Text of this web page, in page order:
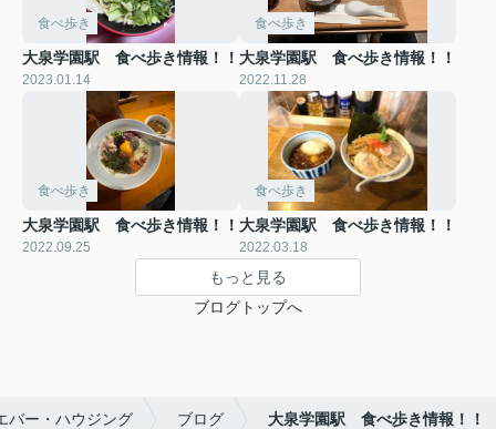
食べ歩き
大泉学園駅 食べ歩き情報！！
2023.01.14
食べ歩き
大泉学園駅 食べ歩き情報！！
2022.11.28
食べ歩き
大泉学園駅 食べ歩き情報！！
2022.09.25
食べ歩き
大泉学園駅 食べ歩き情報！！
2022.03.18
もっと見る
ブログトップへ
バー・ハウジング ブログ 大泉学園駅 食べ歩き情報！！